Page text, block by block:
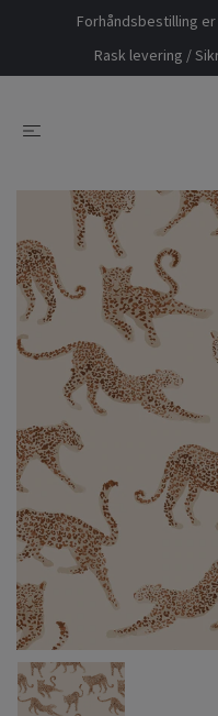
Forhåndsbestilling
Rask levering /